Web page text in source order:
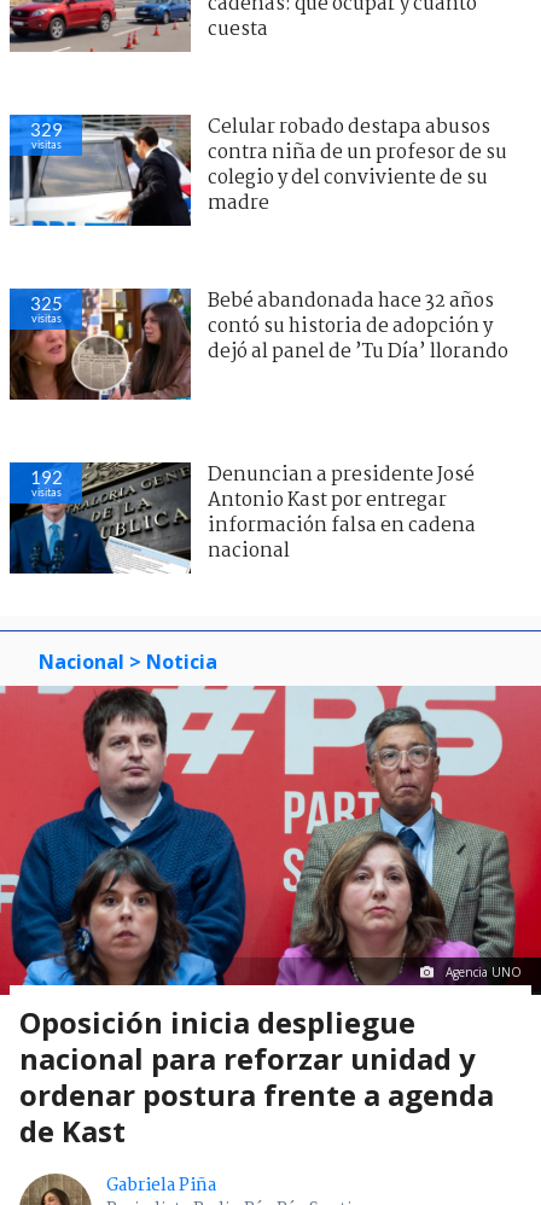
cuesta
329
visitas
Celular robado destapa abusos
contra niña de un profesor de su
colegio y del conviviente de su
madre
325
visitas
Bebé abandonada hace 32 años
contó su historia de adopción y
dejó al panel de ’Tu Día’ llorando
192
visitas
Denuncian a presidente José
Antonio Kast por entregar
información falsa en cadena
nacional
Nacional > Noticia
Agencia UNO
Oposición inicia despliegue
nacional para reforzar unidad y
ordenar postura frente a agenda
de Kast
Gabriela Piña